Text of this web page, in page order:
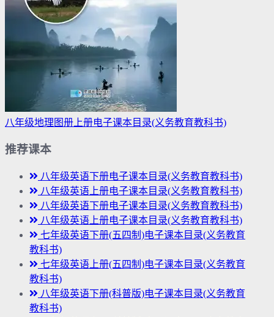
八年级地理图册上册电子课本目录(义务教育教科书)
推荐课本
八年级英语下册电子课本目录(义务教育教科书)
八年级英语上册电子课本目录(义务教育教科书)
八年级英语下册电子课本目录(义务教育教科书)
八年级英语上册电子课本目录(义务教育教科书)
七年级英语下册(五四制)电子课本目录(义务教育
教科书)
七年级英语上册(五四制)电子课本目录(义务教育
教科书)
八年级英语下册(科普版)电子课本目录(义务教育
教科书)